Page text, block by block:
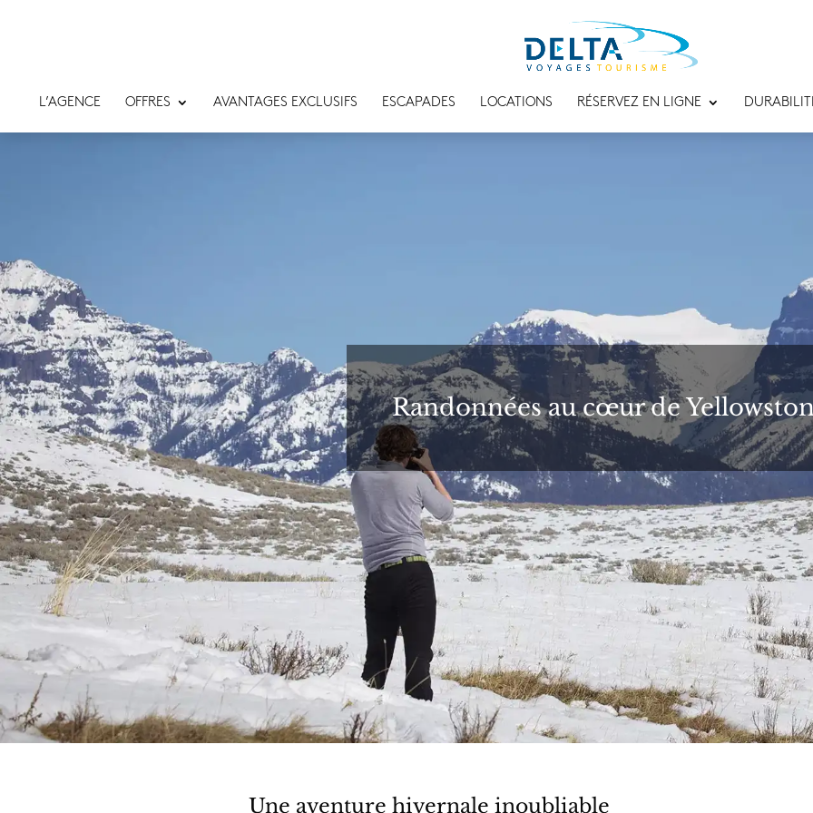
L’AGENCE OFFRES AVANTAGES EXCLUSIFS ESCAPADES LOCATIONS RÉSERVEZ EN LIGNE
Randonnées au cœur de
Une aventure hivernale inoubliable